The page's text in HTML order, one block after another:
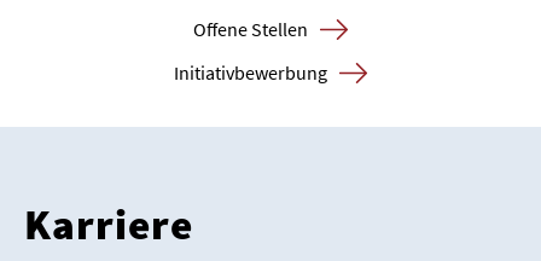
Offene Stellen
Initiativbewerbung
Karriere